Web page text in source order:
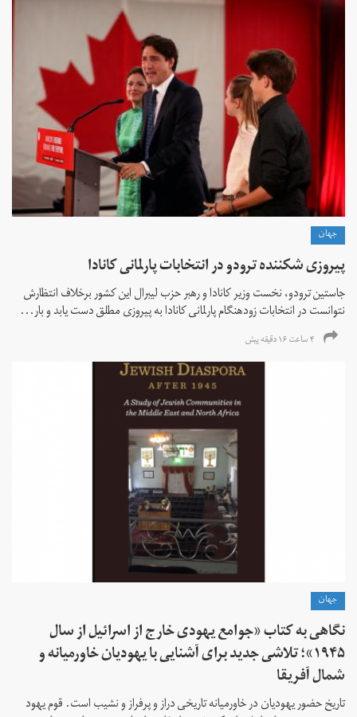
جهان
پیروزی شکننده ترودو در انتخابات پارلمانی کانادا
جاستین ترودو، نخست وزیر کانادا و رهبر حزب لیبرال این کشور برخلاف انتظارش
نتوانست در انتخابات زود‌هنگام پارلمانی کانادا به پیروزی مطلق دست یابد و بار...
۴ ساعت ۱۶ دقیقه پیش
جهان
نگاهی به کتاب «جوامع یهودی خارج از اسرائیل از سال
۱۹۴۵»؛ تلاشی جدید برای آشنایی با یهودیان خاورمیانه و
شمال آفریقا
تاریخ حضور یهودیان در خاورمیانه تاریخی دراز و پرفراز و نشیب است. قوم یهود